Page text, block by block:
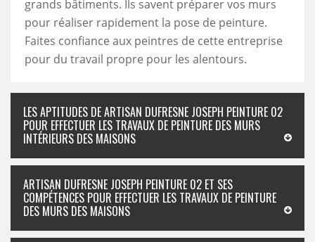
grands bâtiments. Ils savent préparer vos murs
pour réaliser rapidement la pose de peinture.
Faites confiance aux peintres de cette entreprise
pour du travail propre pour les alentours.
LES APTITUDES DE ARTISAN DUFRESNE JOSEPH PEINTURE 02
POUR EFFECTUER LES TRAVAUX DE PEINTURE DES MURS
INTÉRIEURS DES MAISONS
ARTISAN DUFRESNE JOSEPH PEINTURE 02 ET SES
COMPÉTENCES POUR EFFECTUER LES TRAVAUX DE PEINTURE
DES MURS DES MAISONS